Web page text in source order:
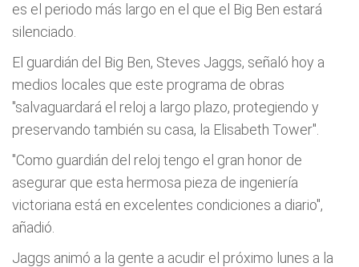
es el periodo más largo en el que el Big Ben estará
silenciado.
El guardián del Big Ben, Steves Jaggs, señaló hoy a
medios locales que este programa de obras
"salvaguardará el reloj a largo plazo, protegiendo y
preservando también su casa, la Elisabeth Tower".
"Como guardián del reloj tengo el gran honor de
asegurar que esta hermosa pieza de ingeniería
victoriana está en excelentes condiciones a diario",
añadió.
Jaggs animó a la gente a acudir el próximo lunes a la